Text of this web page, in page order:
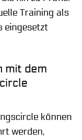
Training als
eingesetzt
mit dem
können
werden,